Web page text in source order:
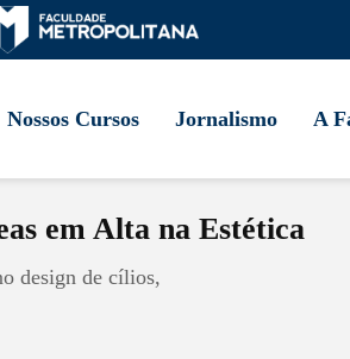
Nossos Cursos Jornalismo A
em Alta na Estética
design de cílios,